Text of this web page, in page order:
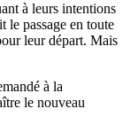
à leurs intentions
le passage en toute
leur départ. Mais
à la
le nouveau